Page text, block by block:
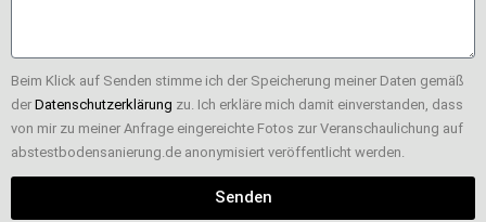
Beim Klick auf Senden stimme ich der Speicherung meiner Daten gemäß
der Datenschutzerklärung zu. Ich erkläre mich damit einverstanden, dass
von mir zu meiner Anfrage eingereichte Fotos zur Veranschaulichung auf
abstestbodensanierung.de anonymisiert veröffentlicht werden.
Senden